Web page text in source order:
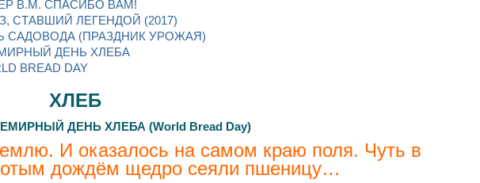
В.М. СПАСИБО ВАМ!
СТАВШИЙ ЛЕГЕНДОЙ (2017)
САДОВОДА (ПРАЗДНИК УРОЖАЯ)
ДЕНЬ ХЛЕБА
BREAD DAY
ХЛЕБ
ДЕНЬ ХЛЕБА (World Bread Day)
И оказалось на самом краю поля. Чуть в
дождём щедро сеяли пшеницу…